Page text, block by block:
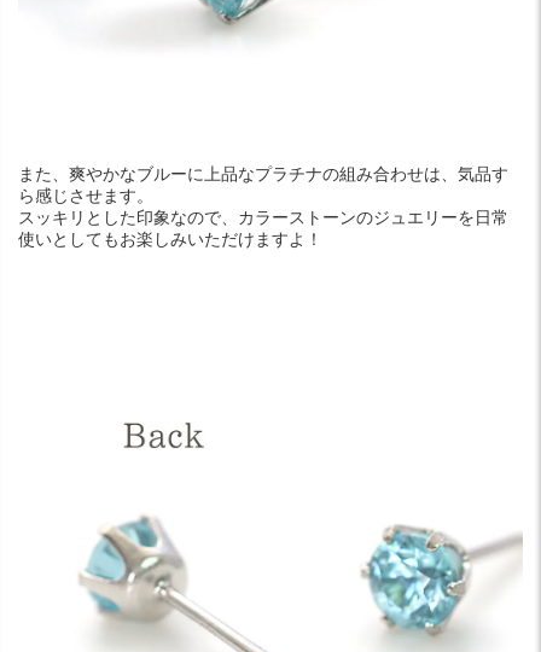
また、爽やかなブルーに上品なプラチナの組み合わせは、気品す
ら感じさせます。
スッキリとした印象なので、カラーストーンのジュエリーを日常
使いとしてもお楽しみいただけますよ！